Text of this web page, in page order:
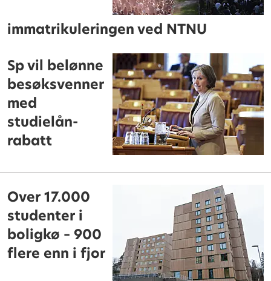
immatrikuleringen ved NTNU
Sp vil belønne
besøksvenner
med
studielån-
rabatt
Over 17.000
studenter i
boligkø – 900
flere enn i fjor